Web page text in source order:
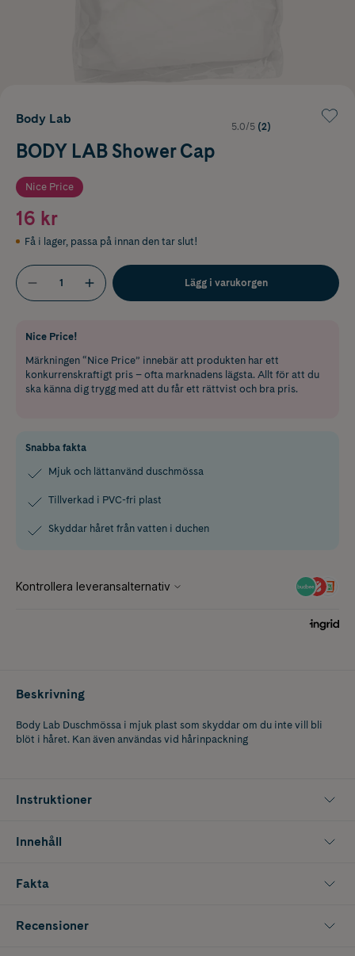
Body Lab
5.0/5 (2)
BODY LAB Shower Cap
Nice Price
16 kr
Få i lager, passa på innan den tar slut!
Lägg i varukorgen
Nice Price!
Märkningen “Nice Price” innebär att produkten har ett
konkurrenskraftigt pris – ofta marknadens lägsta. Allt för att du
ska känna dig trygg med att du får ett rättvist och bra pris.
Snabba fakta
Mjuk och lättanvänd duschmössa
Tillverkad i PVC-fri plast
Skyddar håret från vatten i duchen
Beskrivning
Body Lab Duschmössa i mjuk plast som skyddar om du inte vill bli
blöt i håret. Kan även användas vid hårinpackning
Instruktioner
Innehåll
Fakta
Recensioner